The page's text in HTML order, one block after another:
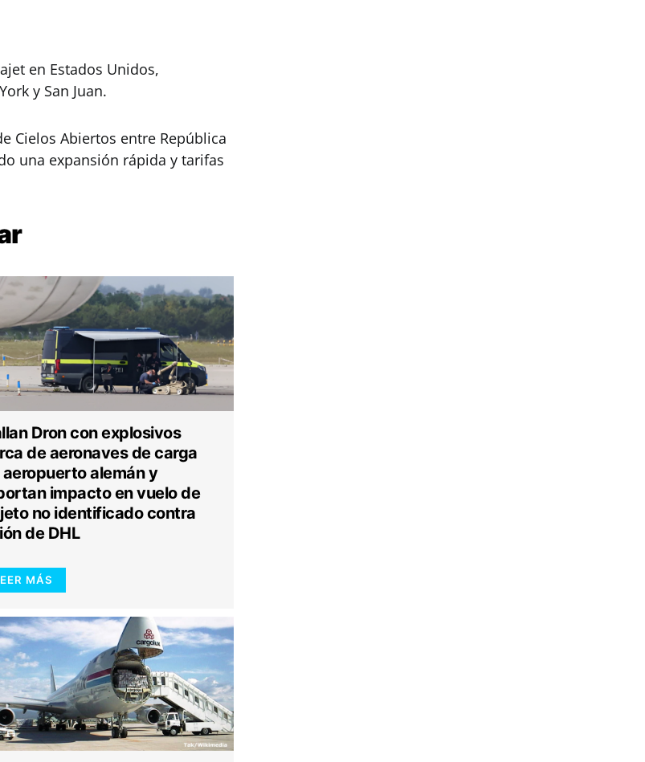
en Estados Unidos,
y San Juan.
Cielos Abiertos entre República
una expansión rápida y tarifas
Dron con explosivos
de aeronaves de carga
aeropuerto alemán y
impacto en vuelo de
no identificado contra
de DHL
MÁS